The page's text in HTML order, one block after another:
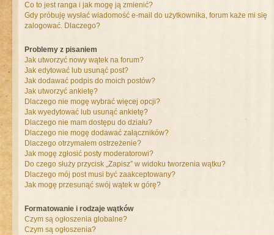
Co to jest ranga i jak mogę ją zmienić?
Gdy próbuję wysłać wiadomość e-mail do użytkownika, forum każe mi się
zalogować. Dlaczego?
Problemy z pisaniem
Jak utworzyć nowy wątek na forum?
Jak edytować lub usunąć post?
Jak dodawać podpis do moich postów?
Jak utworzyć ankietę?
Dlaczego nie mogę wybrać więcej opcji?
Jak wyedytować lub usunąć ankietę?
Dlaczego nie mam dostępu do działu?
Dlaczego nie mogę dodawać załączników?
Dlaczego otrzymałem ostrzeżenie?
Jak mogę zgłosić posty moderatorowi?
Do czego służy przycisk „Zapisz” w widoku tworzenia wątku?
Dlaczego mój post musi być zaakceptowany?
Jak mogę przesunąć swój wątek w górę?
Formatowanie i rodzaje wątków
Czym są ogłoszenia globalne?
Czym są ogłoszenia?